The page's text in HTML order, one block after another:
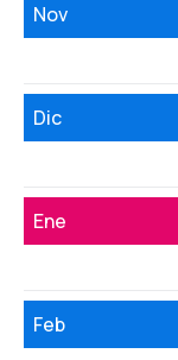
Nov
Dic
Ene
Feb